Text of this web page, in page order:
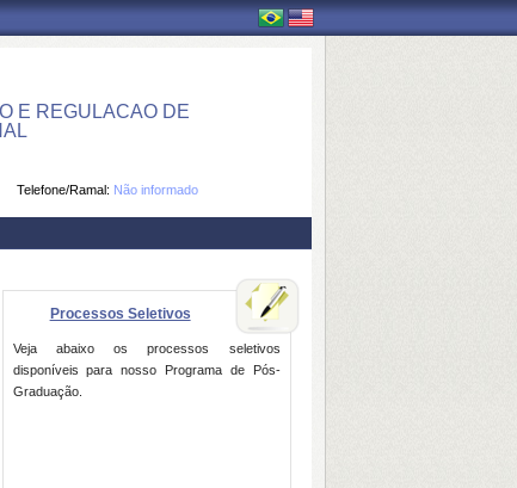
E REGULACAO DE
Telefone/Ramal: Não informado
Processos Seletivos
Veja abaixo os processos seletivos
disponíveis para nosso Programa de Pós-
Graduação.